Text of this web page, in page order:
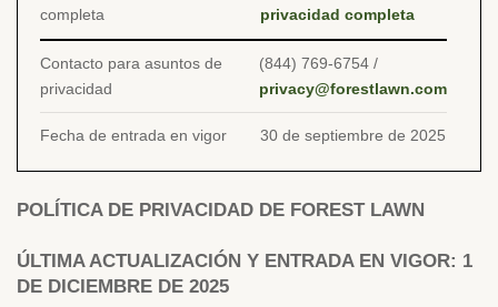
completa
privacidad completa
Contacto para asuntos de
privacidad
(844) 769-6754 /
privacy@forestlawn.com
Fecha de entrada en vigor 30 de septiembre de 2025
POLÍTICA DE PRIVACIDAD DE FOREST LAWN
ÚLTIMA ACTUALIZACIÓN Y ENTRADA EN VIGOR: 1
DE DICIEMBRE DE 2025